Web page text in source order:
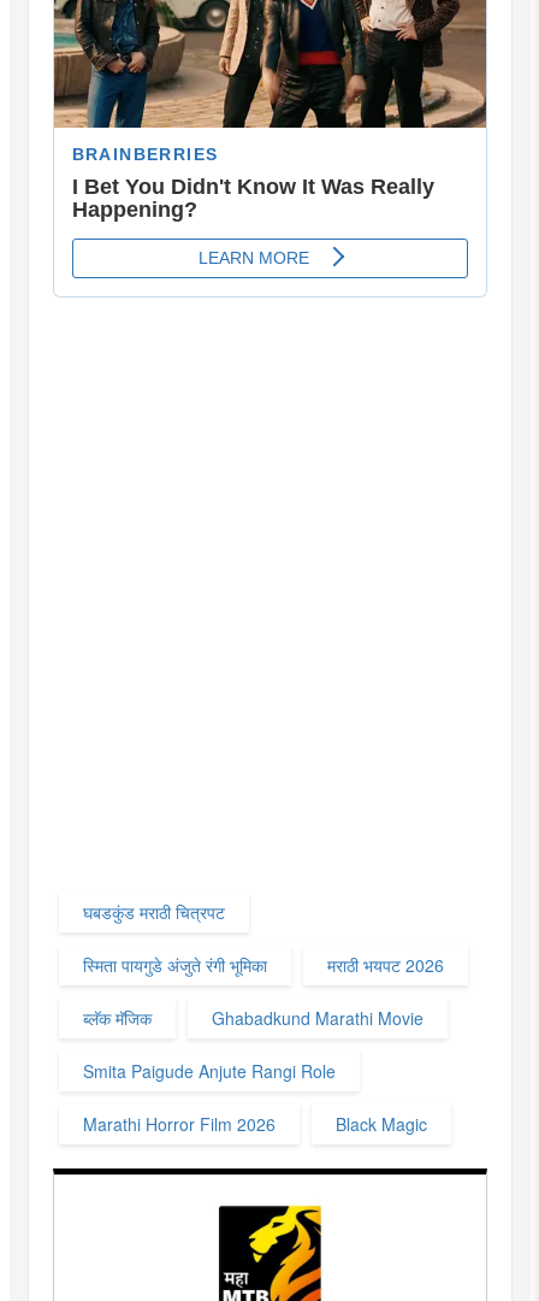
घबडकुंड मराठी चित्रपट
स्मिता पायगुडे अंजुते रंगी भूमिका मराठी भयपट 2026
ब्लॅक मॅजिक Ghabadkund Marathi Movie
Smita Paigude Anjute Rangi Role
Marathi Horror Film 2026 Black Magic